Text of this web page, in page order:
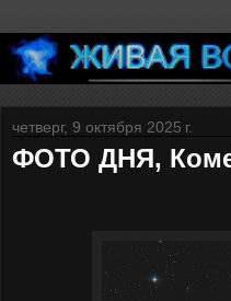
четверг, 9 октября 2025 г.
ФОТО ДНЯ,